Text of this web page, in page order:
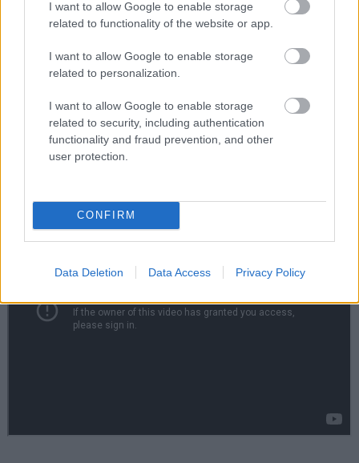
I want to allow Google to enable storage
related to functionality of the website or app.
I want to allow Google to enable storage
related to personalization.
I want to allow Google to enable storage
related to security, including authentication
functionality and fraud prevention, and other
user protection.
CONFIRM
Data Deletion Data Access Privacy Policy
Θορπ για λογαριασμό του BBC δίνοντας στον Χιου
αποδείξει πόσο ταλαντούχος ηθοποιός είναι.
Διαθέσιμη μέχρι 17 Ιουνίου
Κilling Eve (4 σεζόν, 2018-2022)